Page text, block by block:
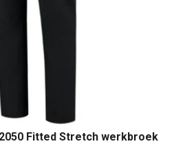
Fitted Stretch werkbroek